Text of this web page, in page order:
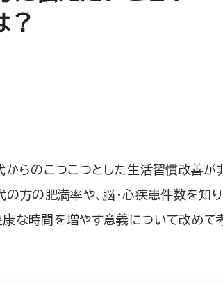
？
らのこつこつとした生活習慣改善が
方の肥満率や、脳・心疾患件数を知り
な時間を増やす意義について改めて